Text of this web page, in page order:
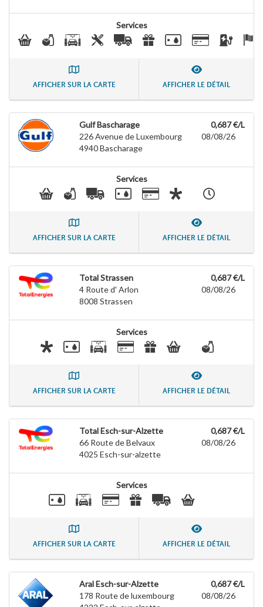
Services
AFFICHER SUR LA CARTE AFFICHER LE DÉTAIL
Gulf Bascharage
226 Avenue de Luxembourg
4940Bascharage
0,687 €/L
08/08/26
Services
AFFICHER SUR LA CARTE AFFICHER LE DÉTAIL
Total Strassen
4 Route d' Arlon
8008 Strassen
0,687 €/L
08/08/26
Services
AFFICHER SUR LA CARTE AFFICHER LE DÉTAIL
Total Esch-sur-Alzette
66 Route de Belvaux
4025 Esch-sur-alzette
0,687 €/L
08/08/26
Services
AFFICHER SUR LA CARTE AFFICHER LE DÉTAIL
Aral Esch-sur-Alzette
178 Route de luxembourg
0,687 €/L
08/08/26